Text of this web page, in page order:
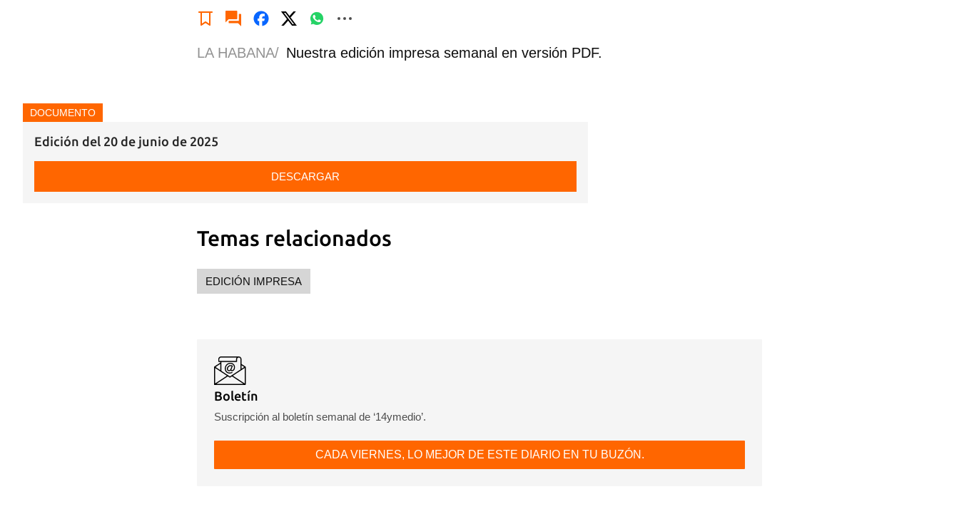
Para poder guardar como favorito, primero has de iniciar sesión con tu
LA HABANA/ Nuestra edición impresa semanal en versión PDF.
DOCUMENTO
Edición del 20 de junio de 2025
DESCARGAR
Temas relacionados
EDICIÓN IMPRESA
Boletín
Suscripción al boletín semanal de ‘14ymedio’.
CADA VIERNES, LO MEJOR DE ESTE DIARIO EN TU BUZÓN.